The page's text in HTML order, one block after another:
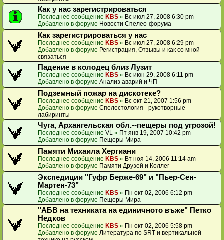
Как у нас зарегистрироваться
Последнее сообщение KBS « Вс июл 27, 2008 6:30 pm
Добавлено в форуме Новости Спелео-форума
Как зарегистрироваться у нас
Последнее сообщение KBS « Вс июл 27, 2008 6:29 pm
Добавлено в форуме Регистрация, Отзывы и как со мной
связаться
Падение в колодец близ Лузит
Последнее сообщение KBS « Вс июн 29, 2008 6:11 pm
Добавлено в форуме Анализ аварий и ЧП
Подземный пожар на дискотеке?
Последнее сообщение KBS « Вс окт 21, 2007 1:56 pm
Добавлено в форуме Спелестология - рукотворные
лабиринты
Чуга, Архангельская обл.--пещеры под угрозой!
Последнее сообщение VL « Пт янв 19, 2007 10:42 pm
Добавлено в форуме Пещеры Мира
Памяти Михаила Хергиани
Последнее сообщение KBS « Вт ноя 14, 2006 11:14 am
Добавлено в форуме Памяти Друзей и Коллег
Экспедиции "Гуфр Берже-69" и "Пьер-Сен-
Мартен-73"
Последнее сообщение KBS « Пн окт 02, 2006 6:12 pm
Добавлено в форуме Пещеры Мира
"АБВ на техниката на единичното въже" Петко
Недков
Последнее сообщение KBS « Пн окт 02, 2006 5:58 pm
Добавлено в форуме Литература по SRT и вертикальной